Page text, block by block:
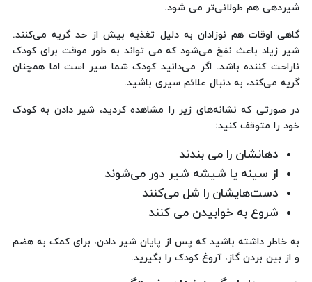
شیردهی هم طولانی‌تر می شود.
گاهی اوقات هم نوزادان به دلیل تغذیه بیش از حد گریه می‌کنند.
شیر زیاد باعث نفخ می‌شود که می تواند به طور موقت برای کودک
ناراحت کننده باشد. اگر می‌دانید کودک شما سیر است اما همچنان
گریه می‌کند، به دنبال علائم سیری باشید.
در صورتی که نشانه‌های زیر را مشاهده کردید، شیر دادن به کودک
خود را متوقف کنید:
دهانشان را می بندند
از سینه یا شیشه شیر دور می‌شوند
دست‌هایشان را شل می‌کنند
شروع به خوابیدن می کنند
به خاطر داشته باشید که پس از پایان شیر دادن، برای کمک به هضم
و از بین بردن گاز، آروغ کودک را بگیرید.